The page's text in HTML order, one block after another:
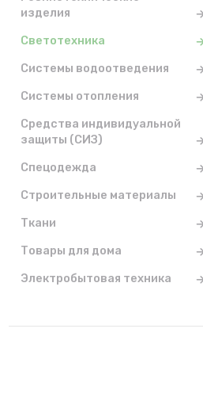
изделия
Светотехника
Системы водоотведения
Системы отопления
Средства индивидуальной
защиты (СИЗ)
Спецодежда
Строительные материалы
Ткани
Товары для дома
Электробытовая техника